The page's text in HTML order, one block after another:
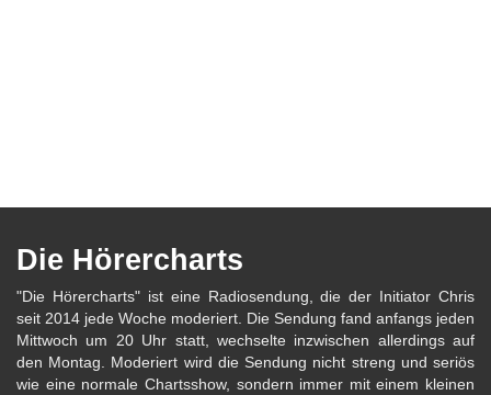
Die Hörercharts
"Die Hörercharts" ist eine Radiosendung, die der Initiator Chris
seit 2014 jede Woche moderiert. Die Sendung fand anfangs jeden
Mittwoch um 20 Uhr statt, wechselte inzwischen allerdings auf
den Montag. Moderiert wird die Sendung nicht streng und seriös
wie eine normale Chartsshow, sondern immer mit einem kleinen